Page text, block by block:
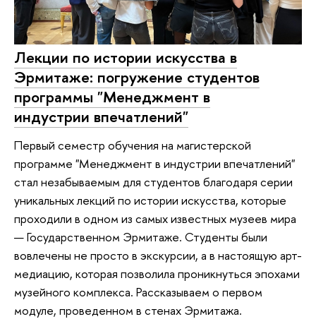
Лекции по истории искусства в
Эрмитаже: погружение студентов
программы "Менеджмент в
индустрии впечатлений"
Первый семестр обучения на магистерской
программе "Менеджмент в индустрии впечатлений"
стал незабываемым для студентов благодаря серии
уникальных лекций по истории искусства, которые
проходили в одном из самых известных музеев мира
— Государственном Эрмитаже. Студенты были
вовлечены не просто в экскурсии, а в настоящую арт-
медиацию, которая позволила проникнуться эпохами
музейного комплекса. Рассказываем о первом
модуле, проведенном в стенах Эрмитажа.